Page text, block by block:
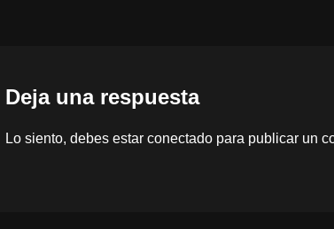
Deja una respuesta
Lo siento, debes estar conectado para publicar un